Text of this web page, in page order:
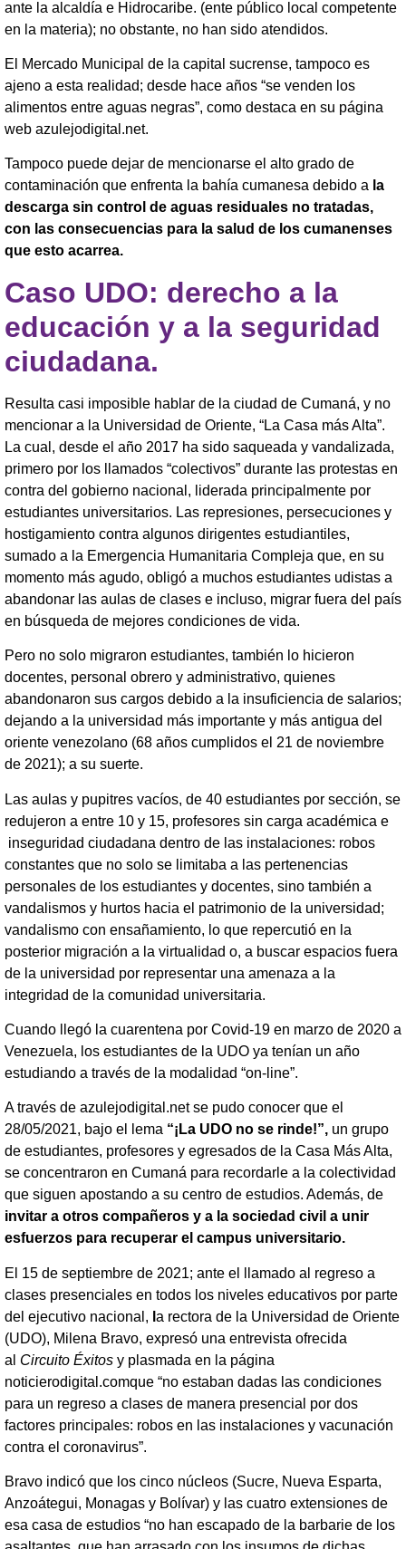
ante la alcaldía e Hidrocaribe. (ente público local competente
en la materia); no obstante, no han sido atendidos.
El Mercado Municipal de la capital sucrense, tampoco es
ajeno a esta realidad; desde hace años “se venden los
alimentos entre aguas negras”, como destaca en su página
web azulejodigital.net.
Tampoco puede dejar de mencionarse el alto grado de
contaminación que enfrenta la bahía cumanesa debido a la
descarga sin control de aguas residuales no tratadas,
con las consecuencias para la salud de los cumanenses
que esto acarrea.
Caso UDO: derecho a la
educación y a la seguridad
ciudadana.
Resulta casi imposible hablar de la ciudad de Cumaná, y no
mencionar a la Universidad de Oriente, “La Casa más Alta”.
La cual, desde el año 2017 ha sido saqueada y vandalizada,
primero por los llamados “colectivos” durante las protestas en
contra del gobierno nacional, liderada principalmente por
estudiantes universitarios. Las represiones, persecuciones y
hostigamiento contra algunos dirigentes estudiantiles,
sumado a la Emergencia Humanitaria Compleja que, en su
momento más agudo, obligó a muchos estudiantes udistas a
abandonar las aulas de clases e incluso, migrar fuera del país
en búsqueda de mejores condiciones de vida.
Pero no solo migraron estudiantes, también lo hicieron
docentes, personal obrero y administrativo, quienes
abandonaron sus cargos debido a la insuficiencia de salarios;
dejando a la universidad más importante y más antigua del
oriente venezolano (68 años cumplidos el 21 de noviembre
de 2021); a su suerte.
Las aulas y pupitres vacíos, de 40 estudiantes por sección, se
redujeron a entre 10 y 15, profesores sin carga académica e
inseguridad ciudadana dentro de las instalaciones: robos
constantes que no solo se limitaba a las pertenencias
personales de los estudiantes y docentes, sino también a
vandalismos y hurtos hacia el patrimonio de la universidad;
vandalismo con ensañamiento, lo que repercutió en la
posterior migración a la virtualidad o, a buscar espacios fuera
de la universidad por representar una amenaza a la
integridad de la comunidad universitaria.
Cuando llegó la cuarentena por Covid-19 en marzo de 2020 a
Venezuela, los estudiantes de la UDO ya tenían un año
estudiando a través de la modalidad “on-line”.
A través de azulejodigital.net se pudo conocer que el
28/05/2021, bajo el lema “¡La UDO no se rinde!”, un grupo
de estudiantes, profesores y egresados de la Casa Más Alta,
se concentraron en Cumaná para recordarle a la colectividad
que siguen apostando a su centro de estudios. Además, de
invitar a otros compañeros y a la sociedad civil a unir
esfuerzos para recuperar el campus universitario.
El 15 de septiembre de 2021; ante el llamado al regreso a
clases presenciales en todos los niveles educativos por parte
del ejecutivo nacional, a rectora de la Universidad de Oriente
(UDO), Milena Bravo, expresó una entrevista ofrecida
al Circuito Éxitos y plasmada en la página
noticierodigital.comque “no estaban dadas las condiciones
para un regreso a clases de manera presencial por dos
factores principales: robos en las instalaciones y vacunación
contra el coronavirus”.
Bravo indicó que los cinco núcleos (Sucre, Nueva Esparta,
Anzoátegui, Monagas y Bolívar) y las cuatro extensiones de
esa casa de estudios “no han escapado de la barbarie de los